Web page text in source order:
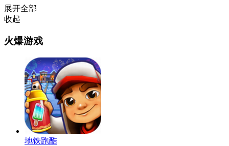
展开全部
收起
火爆游戏
地铁跑酷